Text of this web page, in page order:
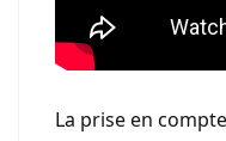
La prise en